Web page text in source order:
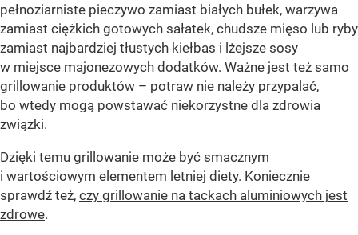
pełnoziarniste pieczywo zamiast białych bułek, warzywa
zamiast ciężkich gotowych sałatek, chudsze mięso lub ryby
zamiast najbardziej tłustych kiełbas i lżejsze sosy
w miejsce majonezowych dodatków. Ważne jest też samo
grillowanie produktów – potraw nie należy przypalać,
bo wtedy mogą powstawać niekorzystne dla zdrowia
związki.
Dzięki temu grillowanie może być smacznym
i wartościowym elementem letniej diety. Koniecznie
sprawdź też, czy grillowanie na tackach aluminiowych jest
zdrowe.